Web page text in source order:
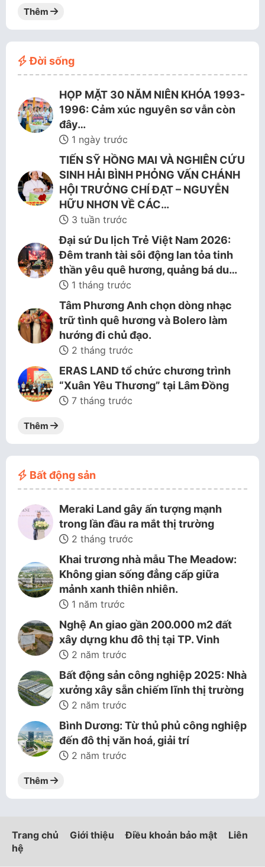
Thêm
Đời sống
HỌP MẶT 30 NĂM NIÊN KHÓA 1993-
1996: Cảm xúc nguyên sơ vẫn còn
đây…
1 ngày trước
TIẾN SỸ HỒNG MAI VÀ NGHIÊN CỨU
SINH HẢI BÌNH PHỎNG VẤN CHÁNH
HỘI TRƯỞNG CHÍ ĐẠT – NGUYỄN
HỮU NHƠN VỀ CÁC…
3 tuần trước
Đại sứ Du lịch Trẻ Việt Nam 2026:
Đêm tranh tài sôi động lan tỏa tinh
thần yêu quê hương, quảng bá du…
1 tháng trước
Tâm Phương Anh chọn dòng nhạc
trữ tình quê hương và Bolero làm
hướng đi chủ đạo.
2 tháng trước
ERAS LAND tổ chức chương trình
“Xuân Yêu Thương” tại Lâm Đồng
7 tháng trước
Thêm
Bất động sản
Meraki Land gây ấn tượng mạnh
trong lần đầu ra mắt thị trường
2 tháng trước
Khai trương nhà mẫu The Meadow:
Không gian sống đẳng cấp giữa
mảnh xanh thiên nhiên.
1 năm trước
Nghệ An giao gần 200.000 m2 đất
xây dựng khu đô thị tại TP. Vinh
2 năm trước
Bất động sản công nghiệp 2025: Nhà
xưởng xây sẵn chiếm lĩnh thị trường
2 năm trước
Bình Dương: Từ thủ phủ công nghiệp
đến đô thị văn hoá, giải trí
2 năm trước
Thêm
Trang chủ Giới thiệu Điều khoản bảo mật
Liên
hệ